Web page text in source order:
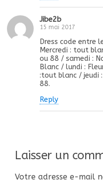
Jibe2b
15 mai 2017
Dress code entre
Mercredi : tout
ou 88 / samedi :
Blanc / lundi :
:tout blanc / jeudi
88.
Reply
Laisser un
Votre adresse e-mail